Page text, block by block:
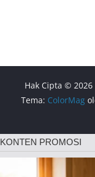
Hak Cipta © 2026
Tema: ColorMag